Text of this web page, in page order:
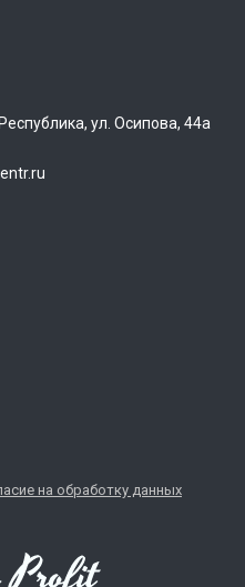
ул. Осипова, 44а
на обработку данных